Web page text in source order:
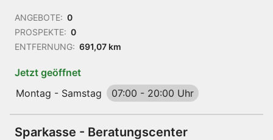
ANGEBOTE: 0
PROSPEKTE: 0
ENTFERNUNG: 691,07 km
Jetzt geöffnet
Montag - Samstag
07:00 - 20:00 Uhr
Sparkasse - Beratungscenter